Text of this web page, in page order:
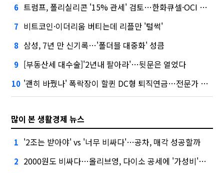
6 트럼프, 폴리실리콘 '15% 관세' 검토…한화큐셀·OCI 영향은?
7 비트코인·이더리움 버티는데 리플만 '털썩'
8 삼성, 7년 만 신기록…'폴더블 대중화' 성큼
9 [부동산세 대수술]'2년내 팔아라'…뒷문은 열었다
10 '괜히 바꿨나' 폭락장이 할퀸 DC형 퇴직연금…전문가 조언은
많이 본 생활경제 뉴스
1 '2조는 받아야' vs '너무 비싸다'…공차, 매각 성공할까
2 2000원도 비싸다…올리브영, 다이소 공세에 '가성비'로 맞불